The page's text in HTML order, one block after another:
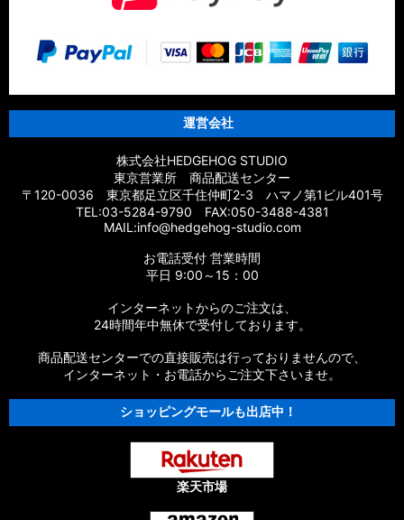
運営会社
株式会社HEDGEHOG STUDIO
東京営業所 商品配送センター
〒120-0036 東京都足立区千住仲町2-3 ハマノ第1ビル401号
TEL:03-5284-9790 FAX:050-3488-4381
MAIL:info@hedgehog-studio.com
お電話受付 営業時間
平日 9:00～15：00
インターネットからのご注文は、
24時間年中無休で受付しております。
商品配送センターでの直接販売は行っておりませんので、
インターネット・お電話からご注文下さいませ。
ショッピングモールも出店中！
楽天市場